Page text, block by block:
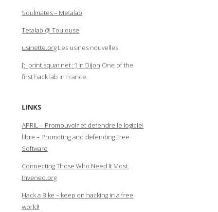
Soulmates – Metalab
Tetalab @ Toulouse
usinette.orgLes usines nouvelles
[:: print.squat.net ::] in Dijon One of the
first hack lab in France.
LINKS
APRIL – Promouvoir et defendre le logiciel
libre – Promoting and defending Free
Software
Connecting Those Who Need It Most:
Inveneo.org
Hack a Bike – keep on hacking in a free
world!